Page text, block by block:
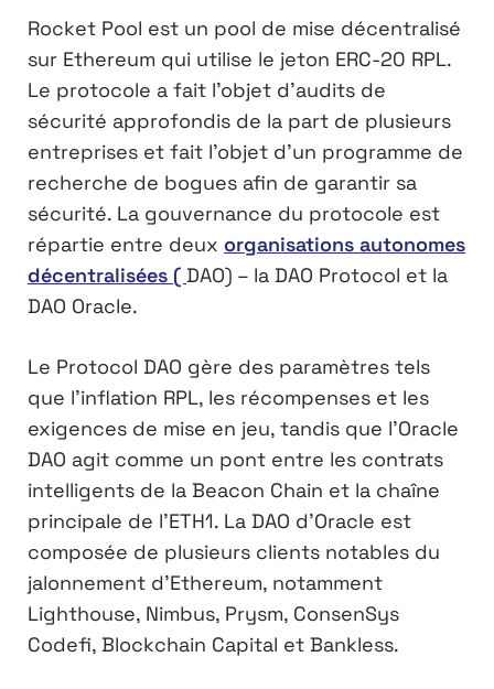
Rocket Pool est un pool de mise décentralisé
sur Ethereum qui utilise le jeton ERC-20 RPL.
Le protocole a fait l’objet d’audits de
sécurité approfondis de la part de plusieurs
entreprises et fait l’objet d’un programme de
recherche de bogues afin de garantir sa
sécurité. La gouvernance du protocole est
répartie entre deux organisations autonomes
décentralisées ( DAO) – la DAO Protocol et la
DAO Oracle.
Le Protocol DAO gère des paramètres tels
que l’inflation RPL, les récompenses et les
exigences de mise en jeu, tandis que l’Oracle
DAO agit comme un pont entre les contrats
intelligents de la Beacon Chain et la chaîne
principale de l’ETH1. La DAO d’Oracle est
composée de plusieurs clients notables du
jalonnement d’Ethereum, notamment
Lighthouse, Nimbus, Prysm, ConsenSys
Codefi, Blockchain Capital et Bankless.